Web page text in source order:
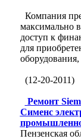
Компания
максимально
доступ к
для
оборудования,
(12-20-2011)
Ремонт
Сименс
Пензенская